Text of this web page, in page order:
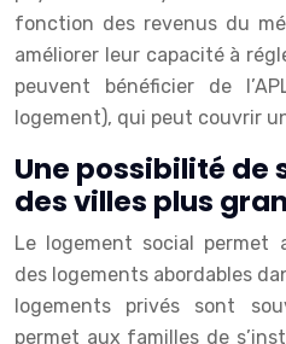
fonction des revenus du
améliorer leur capacité à
peuvent bénéficier de
logement), qui peut couvrir
Une possibilité de
des villes plus
Le logement social permet
des logements abordables
logements privés sont
permet aux familles de